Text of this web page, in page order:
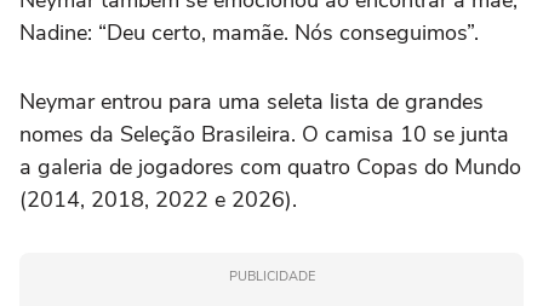
Nadine: “Deu certo, mamãe. Nós conseguimos”.
Neymar entrou para uma seleta lista de grandes
nomes da Seleção Brasileira. O camisa 10 se junta
a galeria de jogadores com quatro Copas do Mundo
(2014, 2018, 2022 e 2026).
PUBLICIDADE